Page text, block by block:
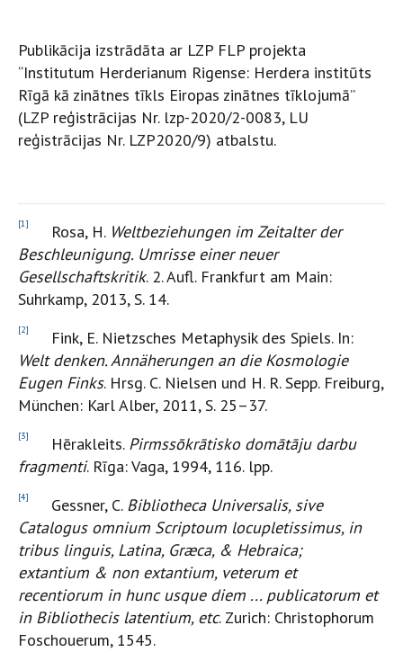
Publikācija izstrādāta ar LZP FLP projekta
“Institutum Herderianum Rigense: Herdera institūts
Rīgā kā zinātnes tīkls Eiropas zinātnes tīklojumā”
(LZP reģistrācijas Nr. lzp-2020/2-0083, LU
reģistrācijas Nr. LZP2020/9) atbalstu.
[1] Rosa, H. Weltbeziehungen im Zeitalter der
Beschleunigung. Umrisse einer neuer
Gesellschaftskritik. 2. Aufl. Frankfurt am Main:
Suhrkamp, 2013, S. 14.
[2]
Fink, E. Nietzsches Metaphysik des Spiels. In:
Welt denken. Annäherungen an die Kosmologie
Eugen Finks. Hrsg. C. Nielsen und H. R. Sepp. Freiburg,
München: Karl Alber, 2011, S. 25–37.
[3] Hērakleits. Pirmssōkrātisko domātāju darbu
fragmenti. Rīga: Vaga, 1994, 116. lpp.
[4] Gessner, C. Bibliotheca Universalis, sive
Catalogus omnium Scriptoum locupletissimus, in
tribus linguis, Latina, Græca, & Hebraica;
extantium & non extantium, veterum et
recentiorum in hunc usque diem ... publicatorum et
in Bibliothecis latentium, etc. Zurich: Christophorum
Foschouerum, 1545.